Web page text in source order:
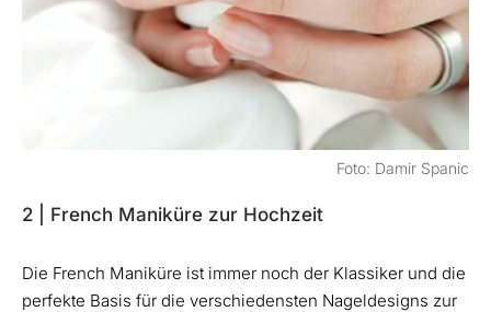
Foto: Damir Spanic
2 | French Maniküre zur Hochzeit
Die French Maniküre ist immer noch der Klassiker und die
perfekte Basis für die verschiedensten Nageldesigns zur